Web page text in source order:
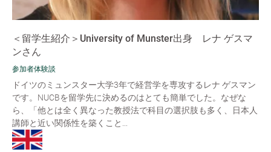
＜留学生紹介＞University of Munster出身 レナ ゲスマ
ンさん
参加者体験談
ドイツのミュンスター大学3年で経営学を専攻するレナ ゲスマン
です。NUCBを留学先に決めるのはとても簡単でした。なぜな
ら、「他とは全く異なった教授法で科目の選択肢も多く、日本人
講師と近い関係性を築くこと...